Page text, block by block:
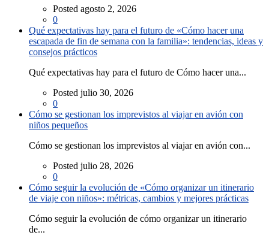
Posted agosto 2, 2026
0
Qué expectativas hay para el futuro de «Cómo hacer una
escapada de fin de semana con la familia»: tendencias, ideas y
consejos prácticos
Qué expectativas hay para el futuro de Cómo hacer una...
Posted julio 30, 2026
0
Cómo se gestionan los imprevistos al viajar en avión con
niños pequeños
Cómo se gestionan los imprevistos al viajar en avión con...
Posted julio 28, 2026
0
Cómo seguir la evolución de «Cómo organizar un itinerario
de viaje con niños»: métricas, cambios y mejores prácticas
Cómo seguir la evolución de cómo organizar un itinerario
de...